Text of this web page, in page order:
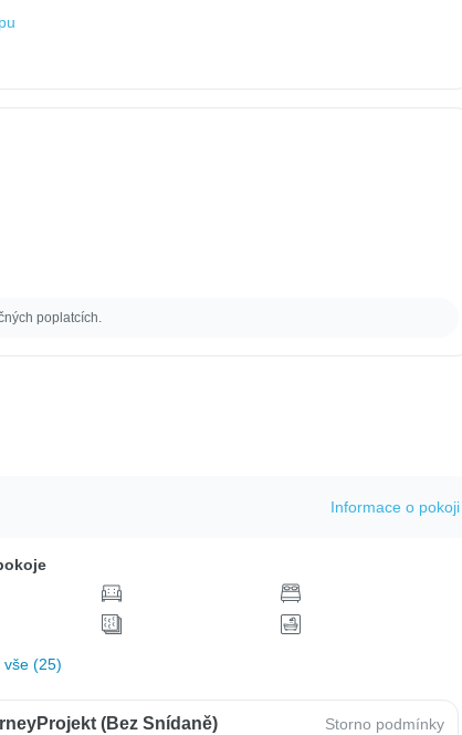
poplatcích.
Informace o pokoji
vše (25)
(bez Snídaně) Storno podmínky